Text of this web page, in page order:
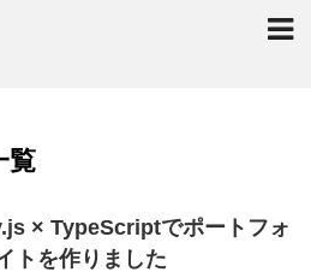
覧
× TypeScriptでポートフォ
トを作りました